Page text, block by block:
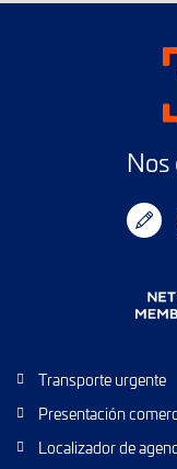
Transporte urgente
Presentación
Localizador de